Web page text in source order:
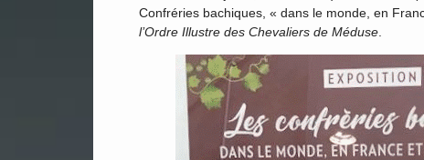
Confréries bachiques, « dans le monde, en
l’Ordre Illustre des Chevaliers de Méduse